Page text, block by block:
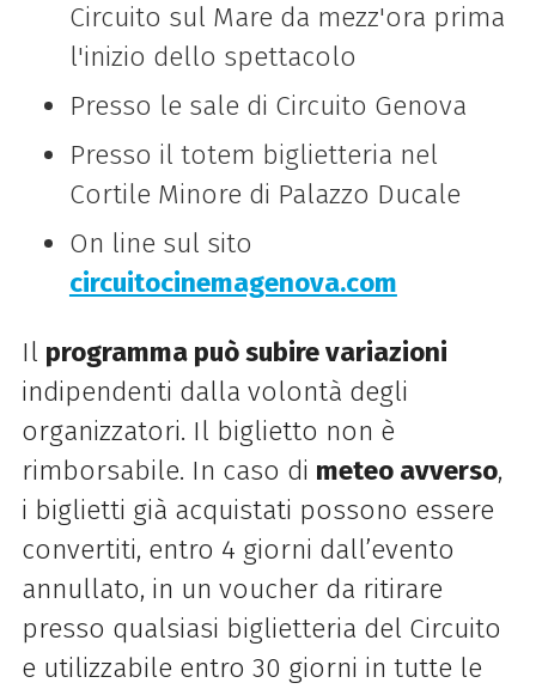
Circuito sul Mare da mezz'ora prima
l'inizio dello spettacolo
Presso le sale di Circuito Genova
Presso il totem biglietteria nel
Cortile Minore di Palazzo Ducale
On line sul sito
circuitocinemagenova.com
Il programma può subire variazioni
indipendenti dalla volontà degli
organizzatori. Il biglietto non è
rimborsabile. In caso di meteo avverso,
i biglietti già acquistati possono essere
convertiti, entro 4 giorni dall’evento
annullato, in un voucher da ritirare
presso qualsiasi biglietteria del Circuito
e utilizzabile entro 30 giorni in tutte le